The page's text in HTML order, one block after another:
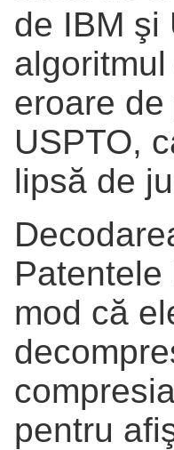
de IBM şi
eroare
USPTO,
lipsă de
mod că
pentru